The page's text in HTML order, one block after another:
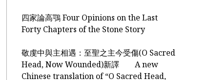
四家論高鶚 Four Opinions on the Last
Forty Chapters of the Stone Story
敬虔中與主相遇：至聖之主今受傷(O Sacred
Head, Now Wounded)新譯 A new
Chinese translation of “O Sacred Head,